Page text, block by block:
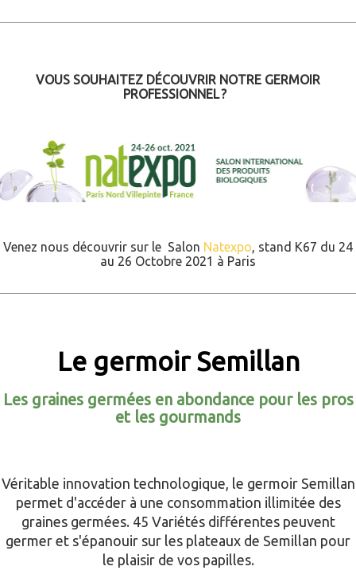
VOUS SOUHAITEZ DÉCOUVRIR NOTRE GERMOIR
PROFESSIONNEL ?
Venez nous découvrir sur le Salon Natexpo , stand K67 du 24
au 26 Octobre 2021 à Paris
Le germoir Semillan
Les graines germées en abondance pour les pros
et les gourmands
Véritable innovation technologique, le germoir Semillan
permet d'accéder à une consommation illimitée des
graines germées. 45 Variétés différentes peuvent
germer et s'épanouir sur les plateaux de Semillan pour
le plaisir de vos papilles.